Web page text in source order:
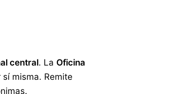
central. La Oficina
misma. Remite